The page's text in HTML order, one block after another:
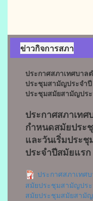
ข่าวกิจการสภา
ประกาศสภาเทศบาล
ประชุมสามัญประจำ
ประชุมสมัยสามัญปร
ประกาศสภาเทศ
กำหนดสมัยประ
และวันเริ่มประ
ประจำปีสมัยแร
ประกาศสภาเทศ
สมัยประชุมสามัญปร
สมัยประชุมสมัยสามั